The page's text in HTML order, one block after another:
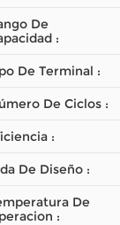
De
:
De Terminal :
De Ciclos :
:
De Diseño :
De
: